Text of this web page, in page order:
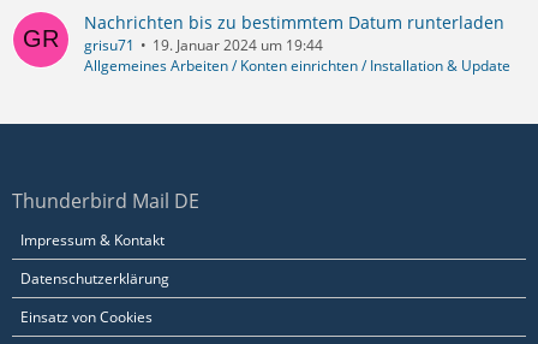
Nachrichten bis zu bestimmtem Datum runterladen
grisu71
19. Januar 2024 um 19:44
Allgemeines Arbeiten / Konten einrichten / Installation & Update
Thunderbird Mail DE
Impressum & Kontakt
Datenschutzerklärung
Einsatz von Cookies